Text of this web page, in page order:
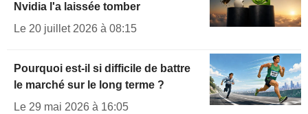
Nvidia l'a laissée tomber
Le 20 juillet 2026 à 08:15
Pourquoi est-il si difficile de battre
le marché sur le long terme ?
Le 29 mai 2026 à 16:05